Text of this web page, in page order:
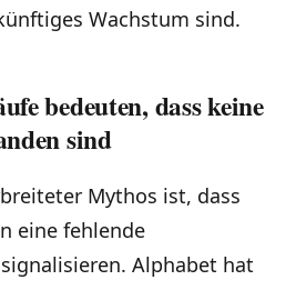
Wachstum sind.
bedeuten, dass keine
sind
Mythos ist, dass
eine fehlende
Alphabet hat